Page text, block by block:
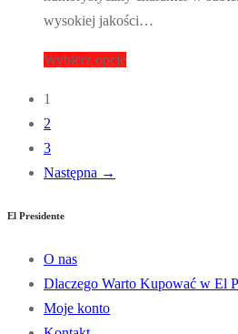
wysokiej jakości…
Wybierz opcje
1
2
3
Następna →
El Presidente
O nas
Dlaczego Warto Kupować w El
Moje konto